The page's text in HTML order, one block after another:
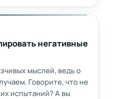
негативные
мыслей, ведь о
Говорите, что не
испытаний? А вы